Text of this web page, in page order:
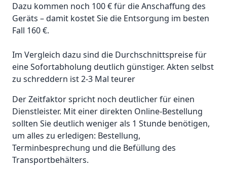
Dazu kommen noch 100 € für die Anschaffung des
Geräts – damit kostet Sie die Entsorgung im besten
Fall 160 €.
Im Vergleich dazu sind die Durchschnittspreise für
eine Sofortabholung deutlich günstiger. Akten selbst
zu schreddern ist 2-3 Mal teurer
Der Zeitfaktor spricht noch deutlicher für einen
Dienstleister. Mit einer direkten Online-Bestellung
sollten Sie deutlich weniger als 1 Stunde benötigen,
um alles zu erledigen: Bestellung,
Terminbesprechung und die Befüllung des
Transportbehälters.